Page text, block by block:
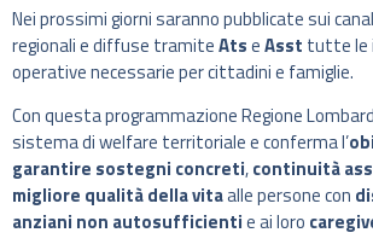
Nei prossimi giorni saranno pubblicate sui
regionali e diffuse tramiteAtseAsst tutte le
operative necessarie per cittadini e famiglie.
Con questa programmazione Regione
sistema di welfare territoriale e conferma l’
garantire sostegni concreti,continuità
migliore qualità della vitaalle persone con
anziani non autosufficientie ai loro